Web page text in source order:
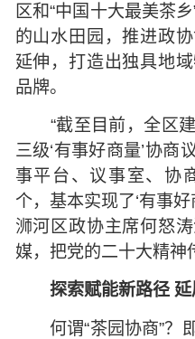
区和“中国十大最美茶
的山水田园，推进政
延伸，打造出独具地
品牌。
“截至目前，全区建
三级‘有事好商量’协商
事平台、议事室、协
个，基本实现了‘有事
浉河区政协主席何怒
媒，把党的二十大精神
探索赋能新路径
何谓“茶园协商”？